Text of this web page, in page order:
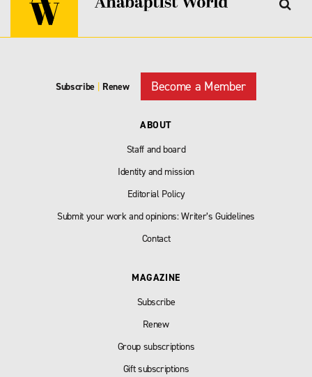
Subscribe | Renew Become a Member
ABOUT
Staff and board
Identity and mission
Editorial Policy
Submit your work and opinions: Writer’s Guidelines
Contact
MAGAZINE
Subscribe
Renew
Group subscriptions
Gift subscriptions